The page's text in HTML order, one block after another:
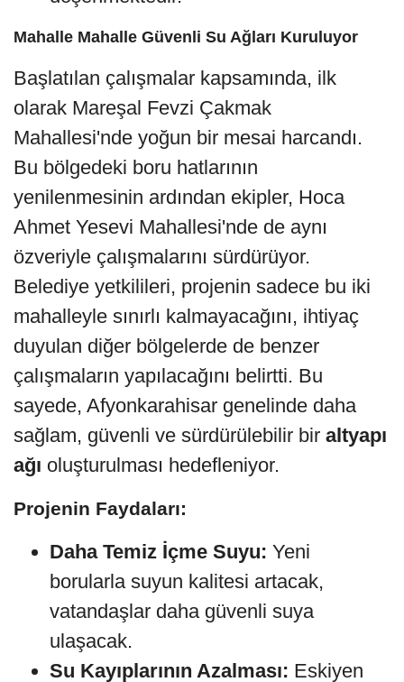
Mahalle Mahalle Güvenli Su Ağları Kuruluyor
Başlatılan çalışmalar kapsamında, ilk
olarak Mareşal Fevzi Çakmak
Mahallesi'nde yoğun bir mesai harcandı.
Bu bölgedeki boru hatlarının
yenilenmesinin ardından ekipler, Hoca
Ahmet Yesevi Mahallesi'nde de aynı
özveriyle çalışmalarını sürdürüyor.
Belediye yetkilileri, projenin sadece bu iki
mahalleyle sınırlı kalmayacağını, ihtiyaç
duyulan diğer bölgelerde de benzer
çalışmaların yapılacağını belirtti. Bu
sayede, Afyonkarahisar genelinde daha
sağlam, güvenli ve sürdürülebilir bir altyapı
ağı oluşturulması hedefleniyor.
Projenin Faydaları:
Daha Temiz İçme Suyu: Yeni
borularla suyun kalitesi artacak,
vatandaşlar daha güvenli suya
ulaşacak.
Su Kayıplarının Azalması: Eskiyen